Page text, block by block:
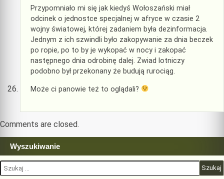
Przypomniało mi się jak kiedyś Wołoszański miał
odcinek o jednostce specjalnej w afryce w czasie 2
wojny światowej, której zadaniem była dezinformacja.
Jednym z ich szwindli było zakopywanie za dnia beczek
po ropie, po to by je wykopać w nocy i zakopać
następnego dnia odrobinę dalej. Zwiad lotniczy
podobno był przekonany że budują rurociąg.
Może ci panowie też to oglądali?
Comments are closed.
Wyszukiwanie
Szukaj: